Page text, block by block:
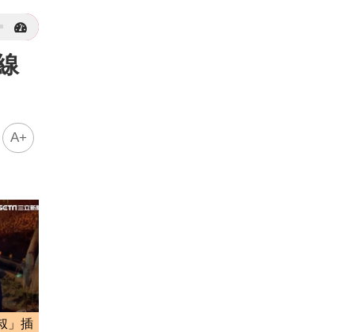
A+
」插